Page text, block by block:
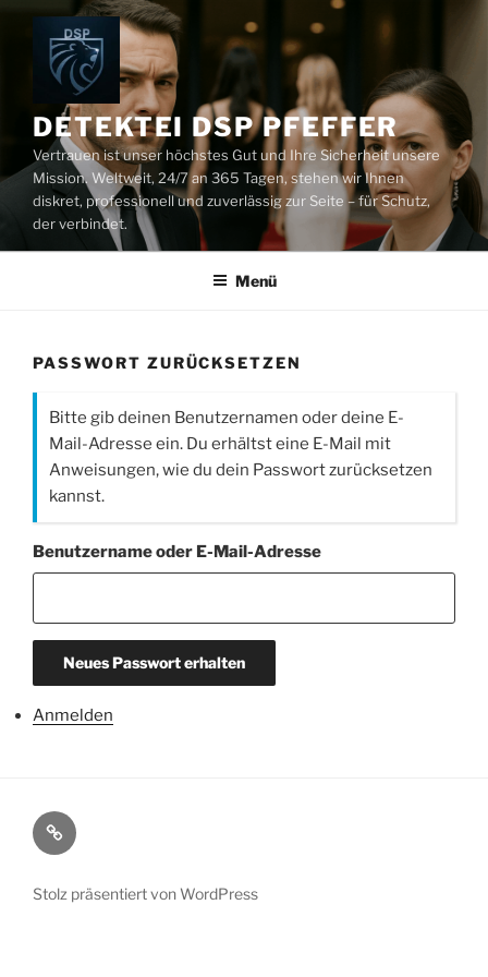
springen
DETEKTEI DSP PFEFFER
Vertrauen ist unser höchstes Gut und Ihre Sicherheit unsere
Mission. Weltweit, 24/7 an 365 Tagen, stehen wir Ihnen
diskret, professionell und zuverlässig zur Seite – für Schutz,
der verbindet.
Menü
PASSWORT ZURÜCKSETZEN
Bitte gib deinen Benutzernamen oder deine E-
Mail-Adresse ein. Du erhältst eine E-Mail mit
Anweisungen, wie du dein Passwort zurücksetzen
kannst.
Benutzername oder E-Mail-Adresse
Neues Passwort erhalten
Anmelden
Anmelden
Stolz präsentiert von WordPress